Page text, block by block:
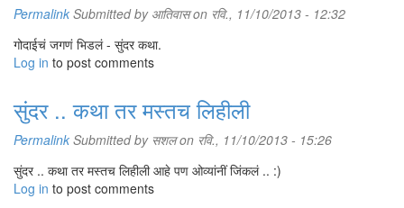
Permalink Submitted by आतिवासon रवि., 11/10/2013 - 12:32
गोदाईचं जगणं भिडलं - सुंदर कथा.
Log in to post comments
सुंदर .. कथा तर मस्तच लिहीली
Permalink Submitted by सशलon रवि., 11/10/2013 - 15:26
सुंदर .. कथा तर मस्तच लिहीली आहे पण ओव्यांनीं जिंकलं .. :)
Log in to post comments